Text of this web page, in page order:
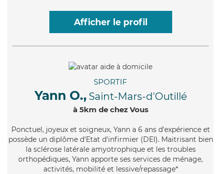
Afficher le profil
SPORTIF
Yann O., Saint-Mars-d'Outillé
à 5km de chez Vous
Ponctuel, joyeux et soigneux, Yann a 6 ans d'expérience et
possède un diplôme d'Etat d'infirmier (DEI). Maitrisant bien
la sclérose latérale amyotrophique et les troubles
orthopédiques, Yann apporte ses services de ménage,
activités, mobilité et lessive/repassage*